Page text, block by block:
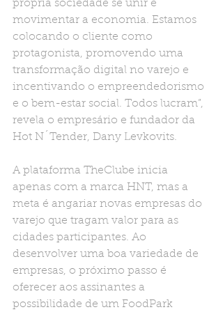
própria sociedade se unir e
movimentar a economia. Estamos
colocando o cliente como
protagonista, promovendo uma
transformação digital no varejo e
incentivando o empreendedorismo
e o bem-estar social. Todos lucram”,
revela o empresário e fundador da
Hot N´Tender, Dany Levkovits.
A plataforma TheClube inicia
apenas com a marca HNT, mas a
meta é angariar novas empresas do
varejo que tragam valor para as
cidades participantes. Ao
desenvolver uma boa variedade de
empresas, o próximo passo é
oferecer aos assinantes a
possibilidade de um FoodPark